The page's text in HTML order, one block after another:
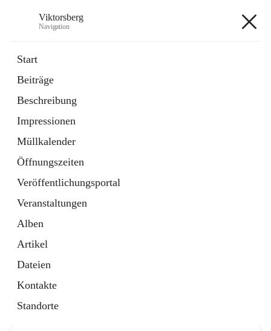
Viktorsberg
Navigation
Start
Beiträge
Beschreibung
Impressionen
Müllkalender
Öffnungszeiten
Veröffentlichungsportal
Veranstaltungen
Alben
Artikel
Dateien
Kontakte
Standorte
1 Schnellzugriff
Bürgerservice
10 Schnellzugriffe